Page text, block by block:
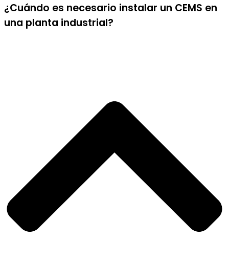
¿Cuándo es necesario instalar un CEMS en
una planta industrial?